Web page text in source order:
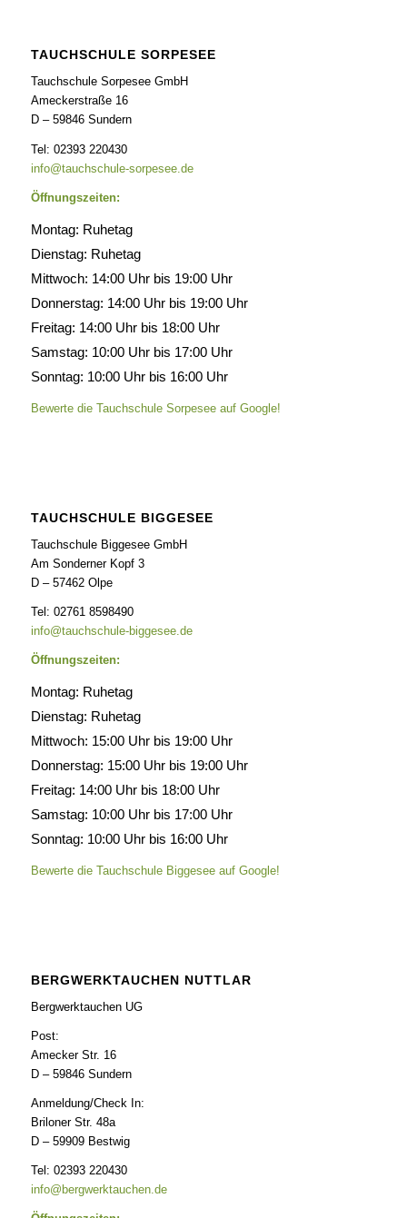
TAUCHSCHULE SORPESEE
Tauchschule Sorpesee GmbH
Ameckerstraße 16
D – 59846 Sundern
Tel: 02393 220430
info@tauchschule-sorpesee.de
Öffnungszeiten:
Montag: Ruhetag
Dienstag: Ruhetag
Mittwoch: 14:00 Uhr bis 19:00 Uhr
Donnerstag: 14:00 Uhr bis 19:00 Uhr
Freitag: 14:00 Uhr bis 18:00 Uhr
Samstag: 10:00 Uhr bis 17:00 Uhr
Sonntag: 10:00 Uhr bis 16:00 Uhr
Bewerte die Tauchschule Sorpesee auf Google!
TAUCHSCHULE BIGGESEE
Tauchschule Biggesee GmbH
Am Sonderner Kopf 3
D – 57462 Olpe
Tel: 02761 8598490
info@tauchschule-biggesee.de
Öffnungszeiten:
Montag: Ruhetag
Dienstag: Ruhetag
Mittwoch: 15:00 Uhr bis 19:00 Uhr
Donnerstag: 15:00 Uhr bis 19:00 Uhr
Freitag: 14:00 Uhr bis 18:00 Uhr
Samstag: 10:00 Uhr bis 17:00 Uhr
Sonntag: 10:00 Uhr bis 16:00 Uhr
Bewerte die Tauchschule Biggesee auf Google!
BERGWERKTAUCHEN NUTTLAR
Bergwerktauchen UG
Post:
Amecker Str. 16
D – 59846 Sundern
Anmeldung/Check In:
Briloner Str. 48a
D – 59909 Bestwig
Tel: 02393 220430
info@bergwerktauchen.de